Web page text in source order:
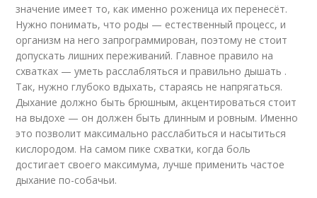
значение имеет то, как именно роженица их перенесёт.
Нужно понимать, что роды — естественный процесс, и
организм на него запрограммирован, поэтому не стоит
допускать лишних переживаний. Главное правило на
схватках — уметь расслабляться и правильно дышать .
Так, нужно глубоко вдыхать, стараясь не напрягаться.
Дыхание должно быть брюшным, акцентироваться стоит
на выдохе — он должен быть длинным и ровным. Именно
это позволит максимально расслабиться и насытиться
кислородом. На самом пике схватки, когда боль
достигает своего максимума, лучше применить частое
дыхание по-собачьи.